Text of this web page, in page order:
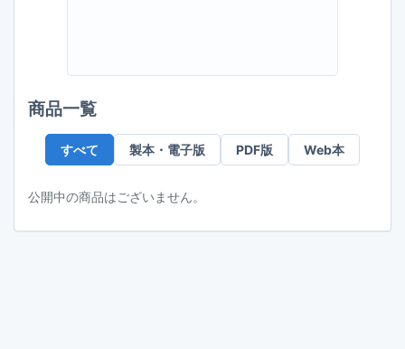
商品一覧
すべて 製本・電子版 PDF版 Web本
公開中の商品はございません。